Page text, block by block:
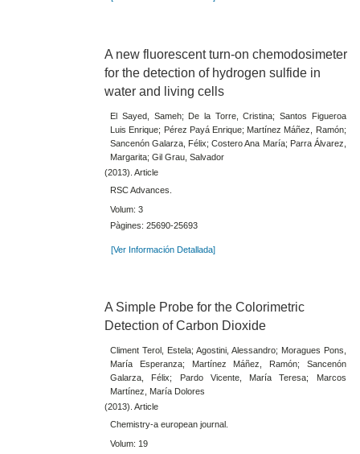
A new fluorescent turn-on chemodosimeter
for the detection of hydrogen sulfide in
water and living cells
El Sayed, Sameh; De la Torre, Cristina; Santos Figueroa
Luis Enrique; Pérez Payá Enrique; Martínez Máñez, Ramón;
Sancenón Galarza, Félix; Costero Ana María; Parra Álvarez,
Margarita; Gil Grau, Salvador
(2013). Article
RSC Advances.
Volum: 3
Pàgines: 25690-25693
[Ver Información Detallada]
A Simple Probe for the Colorimetric
Detection of Carbon Dioxide
Climent Terol, Estela; Agostini, Alessandro; Moragues Pons,
María Esperanza; Martínez Máñez, Ramón; Sancenón
Galarza, Félix; Pardo Vicente, María Teresa; Marcos
Martínez, María Dolores
(2013). Article
Chemistry-a european journal.
Volum: 19